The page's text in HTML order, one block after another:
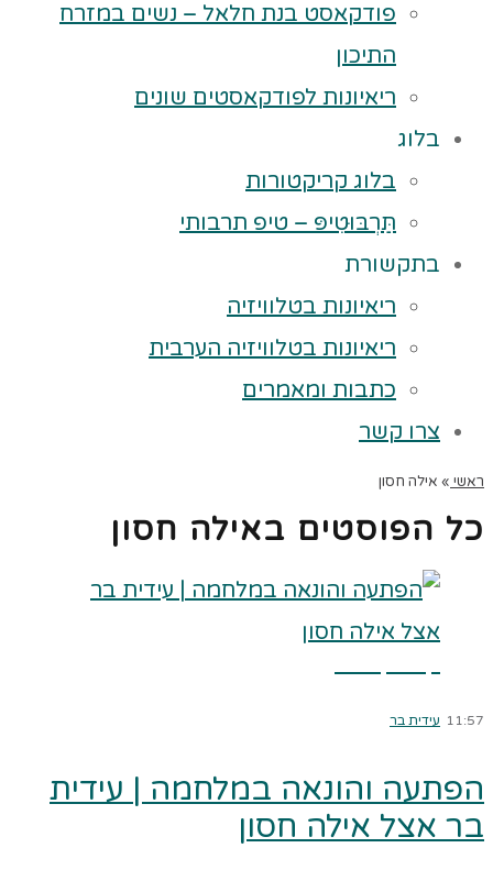
פודקאסט בנת חלאל – נשים במזרח
התיכון
ריאיונות לפודקאסטים שונים
בלוג
בלוג קריקטורות
תַּרְבּוּטִיפּ – טיפ תרבותי
בתקשורת
ריאיונות בטלוויזיה
ריאיונות בטלוויזיה הערבית
כתבות ומאמרים
צרו קשר
ראשי » אילה חסון
כל הפוסטים באילה חסון
11:57 עידית בר
הפתעה והונאה במלחמה | עידית
בר אצל אילה חסון